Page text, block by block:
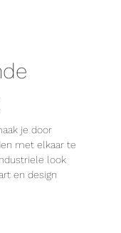
je door
met elkaar te
look
en design